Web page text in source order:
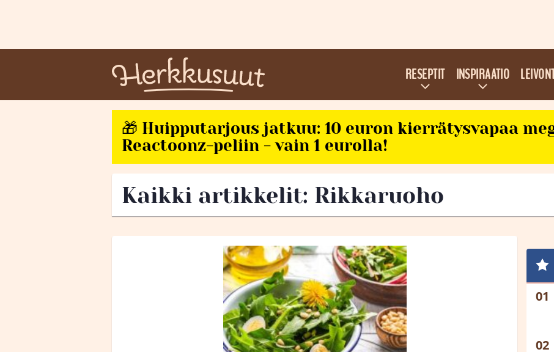
RESEPTIT INSPIRAATIO
🎁 Huipputarjous jatkuu: 10 euron kierrätysvapaa
Reactoonz-peliin - vain 1 eurolla!
Kaikki artikkelit: Rikkaruoho